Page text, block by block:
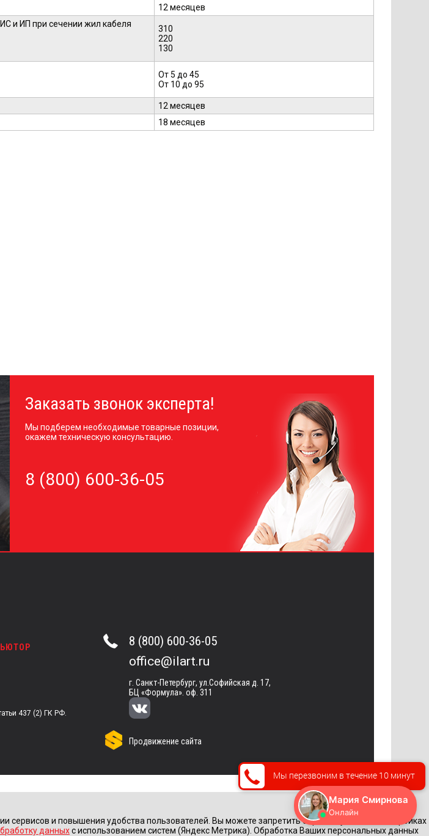
12 месяцев
и ИП при сечении жил кабеля
310
220
130
От 5 до 45
От 10 до 95
12 месяцев
18 месяцев
Заказать звонок эксперта!
Мы подберем необходимые товарные позиции,
окажем техническую консультацию.
8 (800) 600-36-05
437 (2) ГК РФ.
8 (800) 600-36-05
office@ilart.ru
г. Санкт-Петербург, ул.Софийская д. 17,
БЦ «Формула». оф. 311
Продвижение сайта
и повышения удобства пользователей. Вы можете запретить обработку cookie в настройках
данныхс использованием систем (Яндекс Метрика). Обработка Ваших персональных данных
Мы перезвоним в течение 10 минут